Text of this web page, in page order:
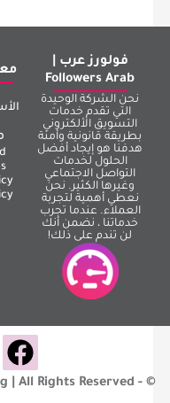
فولورز عرب |
Followers Arab
نحن الشركة الوحيدة
التي تقدم خدمات
التسويق الألكتروني
بطريقة قانونية وأمنة
هدفنا هو إيجاد أفضل
الحلول لخدمات
التواصل الاجتماعي
وغيرها الكثير. نحن
نعطي أهمية لتجربة
العملاء. عندما تجرب
خدماتنا ، نضمن أنك
لن تندم على ذلك!
| All Rights Reserved -